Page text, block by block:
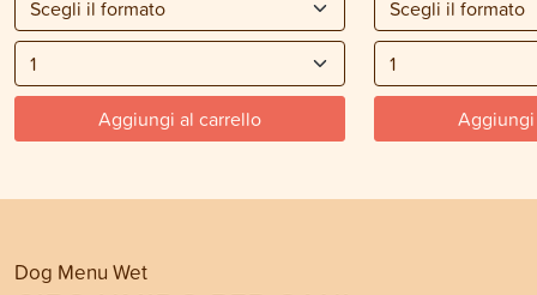
Aggiungi al carrello
Dog Menu Wet